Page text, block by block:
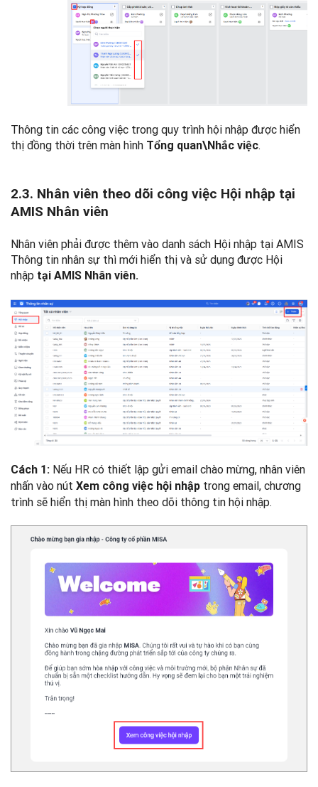
Thông tin các công việc trong quy trình hội nhập được hiển
thị đồng thời trên màn hình Tổng quan\Nhắc việc.
2.3. Nhân viên theo dõi công việc Hội nhập tại
AMIS Nhân viên
Nhân viên phải được thêm vào danh sách Hội nhập tại AMIS
Thông tin nhân sự thì mới hiển thị và sử dụng được Hội
nhập tại AMIS Nhân viên.
Cách 1: Nếu HR có thiết lập gửi email chào mừng, nhân viên
nhấn vào nút Xem công việc hội nhập trong email, chương
trình sẽ hiển thị màn hình theo dõi thông tin hội nhập.